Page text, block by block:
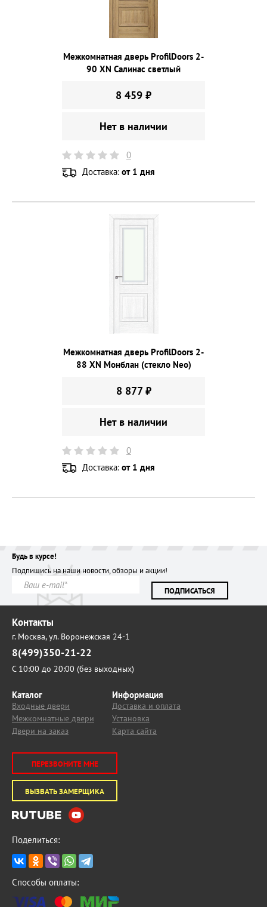
Межкомнатная дверь ProfilDoors 2-
90 XN Салинас светлый
8 459 ₽
Нет в наличии
0
Доставка: от 1 дня
Межкомнатная дверь ProfilDoors 2-
88 XN Монблан (стекло Neo)
8 877 ₽
Нет в наличии
0
Доставка: от 1 дня
Будь в курсе!
Подпишись на наши новости, обзоры и акции!
ПОДПИСАТЬСЯ
Контакты
г. Москва,ул. Воронежская 24-1
8(499)350-21-22
С 10:00 до 20:00 (без выходных)
Каталог
Входные двери
Межкомнатные двери
Двери на заказ
Информация
Доставка и оплата
Установка
Карта сайта
ПЕРЕЗВОНИТЕ МНЕ
ВЫЗВАТЬ ЗАМЕРЩИКА
Поделиться:
Способы оплаты: